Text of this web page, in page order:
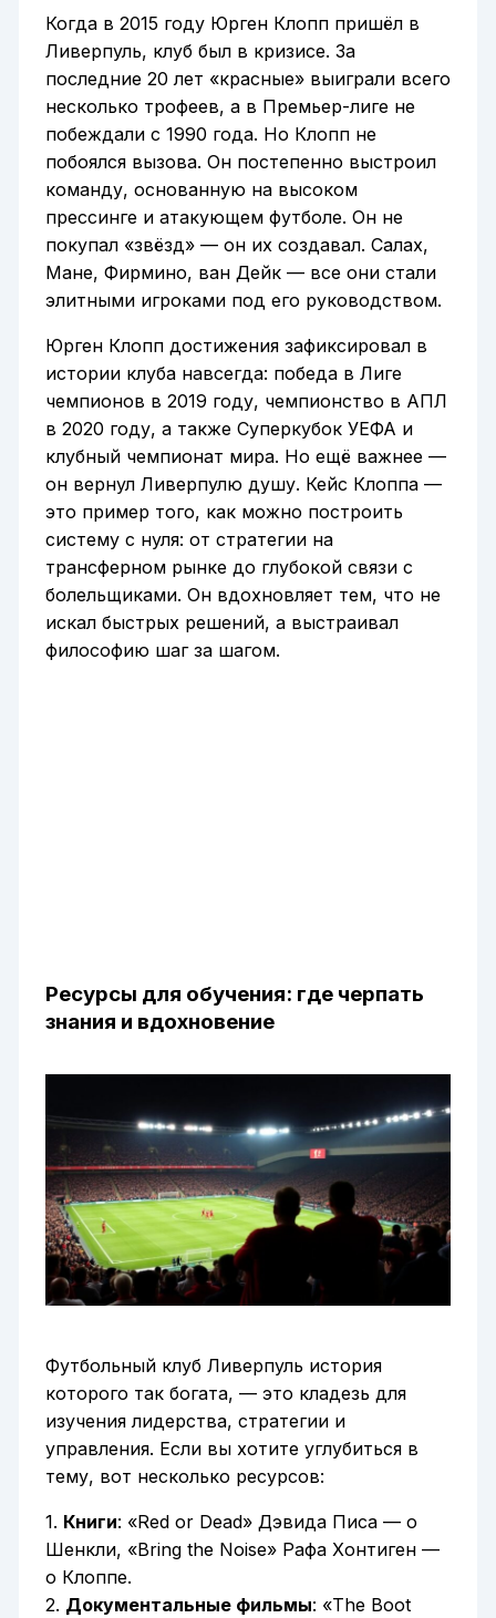
Когда в 2015 году Юрген Клопп пришёл в
Ливерпуль, клуб был в кризисе. За
последние 20 лет «красные» выиграли всего
несколько трофеев, а в Премьер-лиге не
побеждали с 1990 года. Но Клопп не
побоялся вызова. Он постепенно выстроил
команду, основанную на высоком
прессинге и атакующем футболе. Он не
покупал «звёзд» — он их создавал. Салах,
Мане, Фирмино, ван Дейк — все они стали
элитными игроками под его руководством.
Юрген Клопп достижения зафиксировал в
истории клуба навсегда: победа в Лиге
чемпионов в 2019 году, чемпионство в АПЛ
в 2020 году, а также Суперкубок УЕФА и
клубный чемпионат мира. Но ещё важнее —
он вернул Ливерпулю душу. Кейс Клоппа —
это пример того, как можно построить
систему с нуля: от стратегии на
трансферном рынке до глубокой связи с
болельщиками. Он вдохновляет тем, что не
искал быстрых решений, а выстраивал
философию шаг за шагом.
Ресурсы для обучения: где черпать
знания и вдохновение
Футбольный клуб Ливерпуль история
которого так богата, — это кладезь для
изучения лидерства, стратегии и
управления. Если вы хотите углубиться в
тему, вот несколько ресурсов:
1. Книги: «Red or Dead» Дэвида Писа — о
Шенкли, «Bring the Noise» Рафа Хонтиген —
о Клоппе.
2. Документальные фильмы: «The Boot